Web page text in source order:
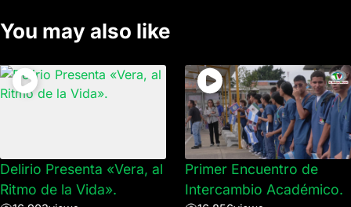
You may also like
Delirio Presenta «Vera, al
Ritmo de la Vida».
Primer Encuentro de
Intercambio Académico.